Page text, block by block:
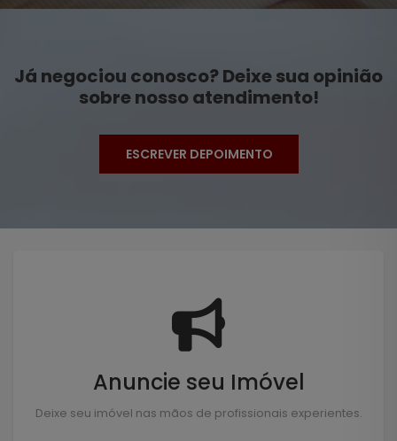
Já negociou conosco? Deixe sua opinião
sobre nosso atendimento!
ESCREVER DEPOIMENTO
Anuncie seu Imóvel
Deixe seu imóvel nas mãos de profissionais experientes.